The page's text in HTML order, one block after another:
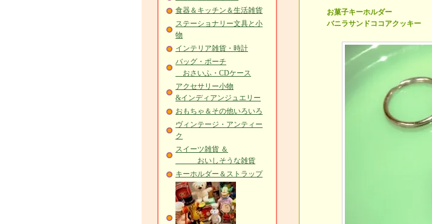
食器＆キッチン＆生活雑貨
ステーショナリー文具と小
物
インテリア雑貨・時計
バッグ・ポーチ
おさいふ・CDケース
アクセサリー小物
&インディアンジュエリー
おもちゃ＆その他いろいろ
ヴィンテージ・アンティー
ク
スイーツ雑貨 ＆
おいしそうな雑貨
キーホルダー＆ストラップ
お菓子キーホルダー
バニラサンドココアクッキー